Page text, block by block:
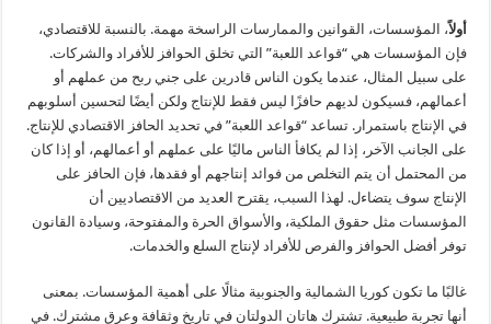
أولاً، المؤسسات، القوانين والممارسات الراسخة مهمة. بالنسبة للاقتصادي،
فإن المؤسسات هي “قواعد اللعبة” التي تخلق الحوافز للأفراد والشركات.
على سبيل المثال، عندما يكون الناس قادرين على جني ربح من عملهم أو
أعمالهم، فسيكون لديهم حافزًا ليس فقط للإنتاج ولكن أيضًا لتحسين أسلوبهم
في الإنتاج باستمرار. تساعد “قواعد اللعبة” في تحديد الحافز الاقتصادي للإنتاج.
على الجانب الآخر، إذا لم يكافأ الناس ماليًا على عملهم أو أعمالهم، أو إذا كان
من المحتمل أن يتم التخلص من فوائد إنتاجهم أو فقدها، فإن الحافز على
الإنتاج سوف يتضاءل. لهذا السبب، يقترح العديد من الاقتصاديين أن
المؤسسات مثل حقوق الملكية، والأسواق الحرة والمفتوحة، وسيادة القانون
توفر أفضل الحوافز والفرص للأفراد لإنتاج السلع والخدمات.
غالبًا ما تكون كوريا الشمالية والجنوبية مثالًا على أهمية المؤسسات. بمعنى
أنها تجربة طبيعية. تشترك هاتان الدولتان في تاريخ وثقافة وعرق مشترك. في